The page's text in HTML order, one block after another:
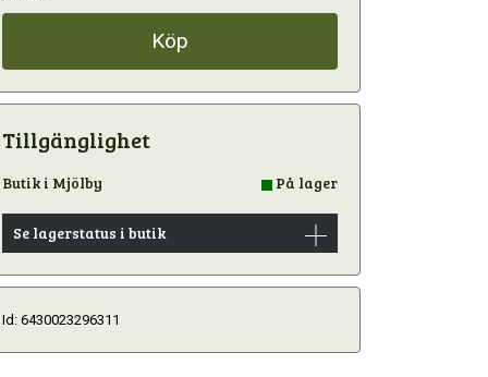
Köp
Tillgänglighet
Butik i Mjölby På lager
Se lagerstatus i butik
Id: 6430023296311